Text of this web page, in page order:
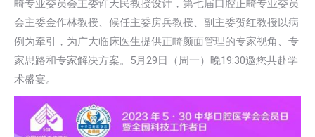
畸专业委员会主委许天民教授设计，第七届口腔正畸专业委员
会主委金作林教授、候任主委房兵教授、副主委贺红教授以病
例为牵引，为广大临床医生提供正畸颜面管理的专家视角、专
家思路和专家解决方案。5月29日（周一）晚19:30邀您共赴学
术盛宴。